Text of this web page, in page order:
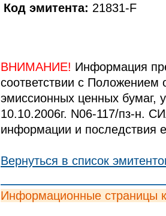
Код эмитента: 21831-F
ВНИМАНИЕ! Информация
соответствии с
эмиссионных ценных
10.10.2006г. N06-117/пз-н.
информации и последствия
Вернуться в список
Информационные страницы